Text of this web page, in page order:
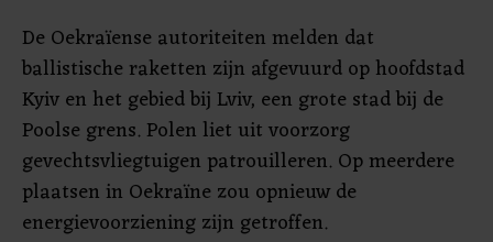
De Oekraïense autoriteiten melden dat
ballistische raketten zijn afgevuurd op hoofdstad
Kyiv en het gebied bij Lviv, een grote stad bij de
Poolse grens. Polen liet uit voorzorg
gevechtsvliegtuigen patrouilleren. Op meerdere
plaatsen in Oekraïne zou opnieuw de
energievoorziening zijn getroffen.